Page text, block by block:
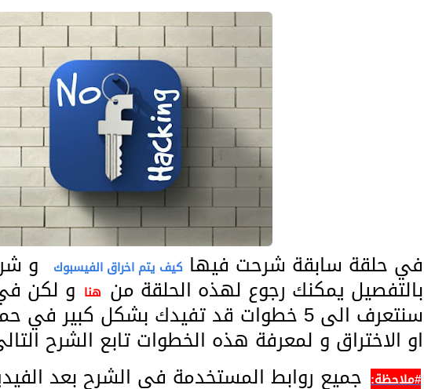
في حلقة سابقة شرحت فيها كيف يتم اخراق الفيسبوك و
بالتفصيل يمكنك رجوع لهذه الحلقة من هنا و لكن
سنتعرف الى 5 خطوات قد تفيدك بشكل
او الاختراق و لمعرفة هذه الخطوات تابع الشرح
#ملاحظة: جميع روابط المستخدمة في الشرح بعد